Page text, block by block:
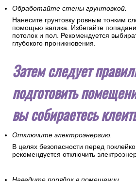
поверхность. После шпатлевания
поверхности наждачной бумагой или
Чтобы убедиться в гладкости стены –
ладонью. Вы сразу почувствуете
поверхности.
Нанесите грунтовку ровным тонким
помощью валика. Избегайте
потолок и пол. Рекомендуется
глубокого проникновения.
Затем следует
подготовить